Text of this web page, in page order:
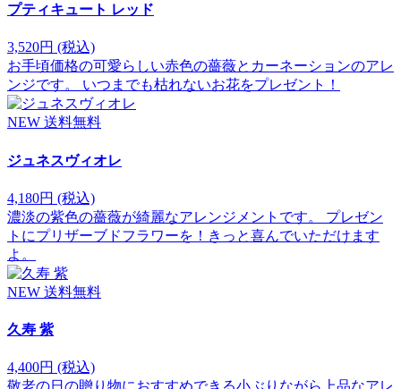
プティキュート レッド
3,520円 (税込)
お手頃価格の可愛らしい赤色の薔薇とカーネーションのアレ
ンジです。 いつまでも枯れないお花をプレゼント！
NEW 送料無料
ジュネスヴィオレ
4,180円 (税込)
濃淡の紫色の薔薇が綺麗なアレンジメントです。 プレゼン
トにプリザーブドフラワーを！きっと喜んでいただけます
よ。
NEW 送料無料
久寿 紫
4,400円 (税込)